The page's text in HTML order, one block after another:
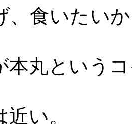
、食いたい
丸という
い。